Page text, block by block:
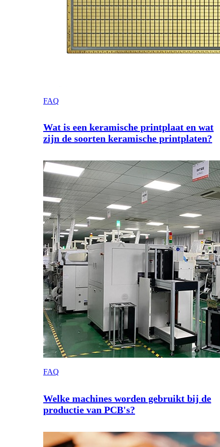
FAQ
Wat is een keramische printplaat en wat
zijn de soorten keramische printplaten?
FAQ
Welke machines worden gebruikt bij de
productie van PCB's?